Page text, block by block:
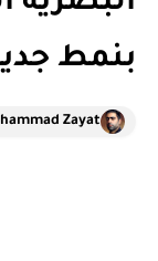
بنمط
Zayat